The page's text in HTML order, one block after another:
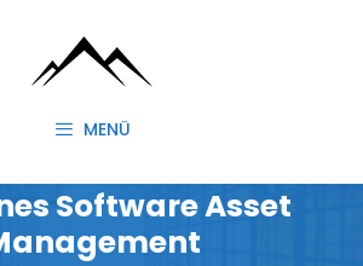
MENÜ
Software Asset